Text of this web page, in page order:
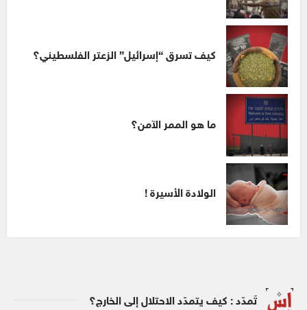
كيف تسرق “إسرائيل” الزعتر الفلسطيني؟
ما هو الممر الآمن؟
الولادة الأسيرة !
تَمدّد : كيف يتمدّد الاحتلال إلى الخارج؟